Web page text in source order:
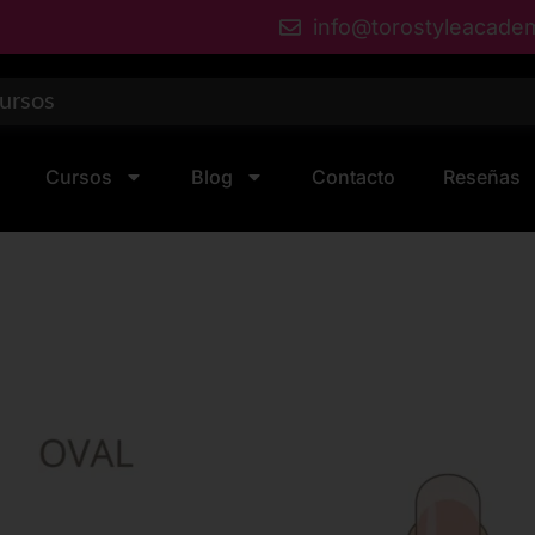
Cursos Blog Contacto Reseñas